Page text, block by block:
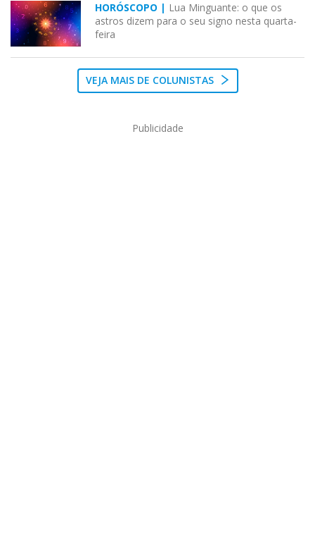
HORÓSCOPO | Lua Minguante: o que os
astros dizem para o seu signo nesta quarta-
feira
VEJA MAIS DE COLUNISTAS
Publicidade